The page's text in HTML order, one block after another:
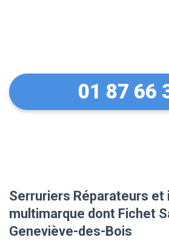
01 87 66
Serruriers Réparateurs et
multimarque dont Fichet
Geneviève-des-Bois